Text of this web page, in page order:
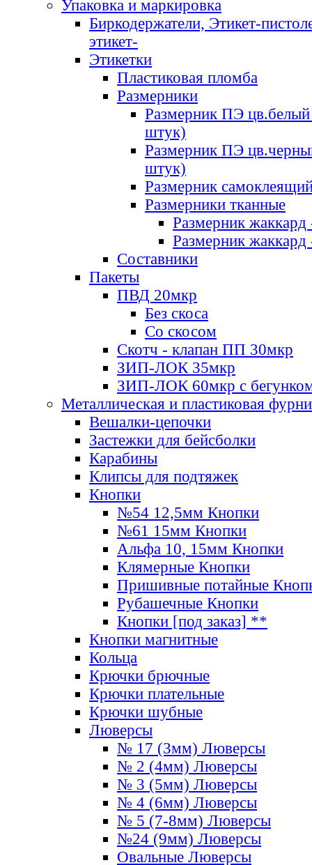
Упаковка и маркировка
Биркодержатели, Этикет-
этикет-
Этикетки
Пластиковая пломба
Размерники
Размерник ПЭ цв.белый
штук)
Размерник ПЭ
штук)
Размерник
Размерники тканные
Размерник
Размерник
Составники
Пакеты
ПВД 20мкр
Без скоса
Со скосом
Скотч - клапан ПП 30мкр
ЗИП-ЛОК 35мкр
ЗИП-ЛОК 60мкр с
Металлическая и пластиковая
Вешалки-цепочки
Застежки для бейсболки
Карабины
Клипсы для подтяжек
Кнопки
№54 12,5мм Кнопки
№61 15мм Кнопки
Альфа 10, 15мм Кнопки
Клямерные Кнопки
Пришивные потайные
Рубашечные Кнопки
Кнопки [под заказ] **
Кнопки магнитные
Кольца
Крючки брючные
Крючки плательные
Крючки шубные
Люверсы
№ 17 (3мм) Люверсы
№ 2 (4мм) Люверсы
№ 3 (5мм) Люверсы
№ 4 (6мм) Люверсы
№ 5 (7-8мм) Люверсы
№24 (9мм) Люверсы
Овальные Люверсы